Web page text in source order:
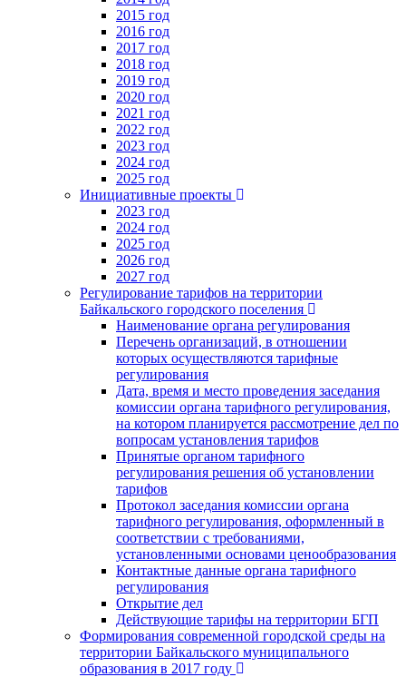
2015 год
2016 год
2017 год
2018 год
2019 год
2020 год
2021 год
2022 год
2023 год
2024 год
2025 год
Инициативные проекты
2023 год
2024 год
2025 год
2026 год
2027 год
Регулирование тарифов на территории
Байкальского городского поселения
Наименование органа регулирования
Перечень организаций, в отношении
которых осуществляются тарифные
регулирования
Дата, время и место проведения заседания
комиссии органа тарифного регулирования,
на котором планируется рассмотрение дел по
вопросам установления тарифов
Принятые органом тарифного
регулирования решения об установлении
тарифов
Протокол заседания комиссии органа
тарифного регулирования, оформленный в
соответствии с требованиями,
установленными основами ценообразования
Контактные данные органа тарифного
регулирования
Открытие дел
Действующие тарифы на территории БГП
Формирования современной городской среды на
территории Байкальского муниципального
образования в 2017 году